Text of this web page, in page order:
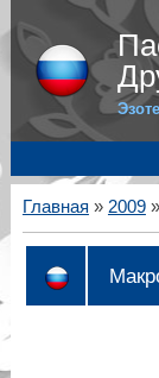
Главная » 2009 »